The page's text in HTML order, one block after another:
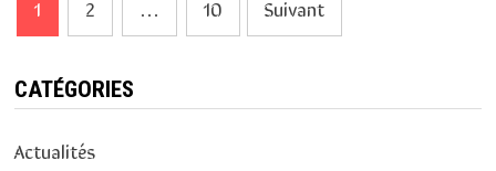
des
articles
1 2 … 10 Suivant
CATÉGORIES
Actualités